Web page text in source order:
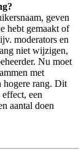
geven
hebt gemaakt of
moderators en
niet wijzigen,
Nu moet
met
hogere rang. Dit
een
aantal doen